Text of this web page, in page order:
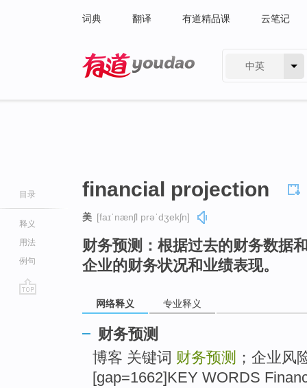
词典 翻译 有道精品课 云笔记
中英
目录
释义
用法
例句
financial projection
美 [faɪˈnænʃl prəˈdʒekʃn]
财务预测：根据过去的财务数据
企业的财务状况和业绩表现。
网络释义 专业释义
财务预测
博客 关键词 财务预测 ；企业风
[gap=1662]KEY WORDS